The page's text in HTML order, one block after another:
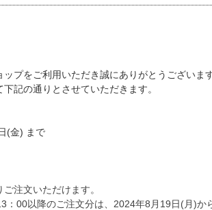
プをご利用いただき誠にありがとうございます
記の通りとさせていただきます。
(金) まで
注文いただけます。
00以降のご注文分は、2024年8月19日(月)か